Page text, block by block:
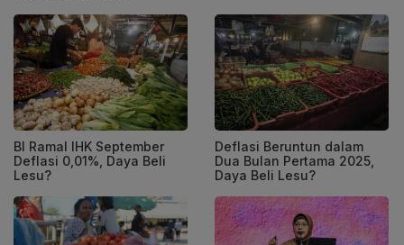
BI Ramal IHK September
Deflasi 0,01%, Daya Beli
Lesu?
Deflasi Beruntun dalam
Dua Bulan Pertama 2025,
Daya Beli Lesu?